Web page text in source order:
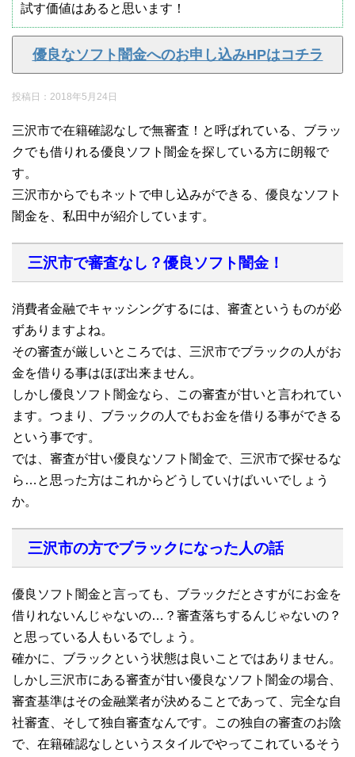
試す価値はあると思います！
優良なソフト闇金へのお申し込みHPはコチラ
投稿日： 2018年5月24日
三沢市で在籍確認なしで無審査！と呼ばれている、ブラッ
クでも借りれる優良ソフト闇金を探している方に朗報で
す。
三沢市からでもネットで申し込みができる、優良なソフト
闇金を、私田中が紹介しています。
三沢市で審査なし？優良ソフト闇金！
消費者金融でキャッシングするには、審査というものが必
ずありますよね。
その審査が厳しいところでは、三沢市でブラックの人がお
金を借りる事はほぼ出来ません。
しかし優良ソフト闇金なら、この審査が甘いと言われてい
ます。つまり、ブラックの人でもお金を借りる事ができる
という事です。
では、審査が甘い優良なソフト闇金で、三沢市で探せるな
ら…と思った方はこれからどうしていけばいいでしょう
か。
三沢市の方でブラックになった人の話
優良ソフト闇金と言っても、ブラックだとさすがにお金を
借りれないんじゃないの…？審査落ちするんじゃないの？
と思っている人もいるでしょう。
確かに、ブラックという状態は良いことではありません。
しかし三沢市にある審査が甘い優良なソフト闇金の場合、
審査基準はその金融業者が決めることであって、完全な自
社審査、そして独自審査なんです。この独自の審査のお陰
で、在籍確認なしというスタイルでやってこれているそう